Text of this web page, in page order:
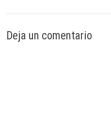
Deja un comentario